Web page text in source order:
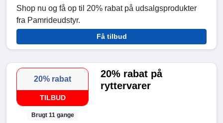
Shop nu og få op til 20% rabat på udsalgsprodukter
fra Pamrideudstyr.
Få tilbud
20% rabat
TILBUD
Brugt 11 gange
20% rabat på
ryttervarer